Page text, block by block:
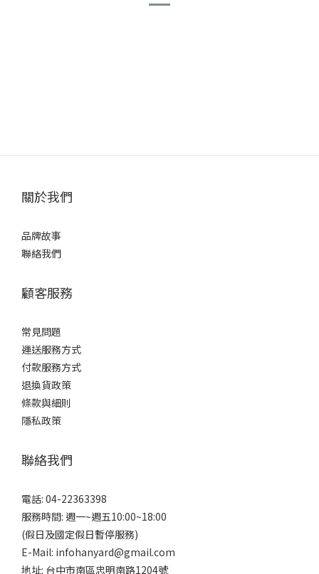
關於我們
品牌故事
聯絡我們
顧客服務
常見問題
運送服務方式
付款服務方式
退換貨政策
條款與細則
隱私政策
聯絡我們
電話: 04-22363398
服務時間: 週一~週五10:00~18:00
(假日及國定假日暫停服務)
E-Mail: infohanyard@gmail.com
地址: 台中市南區忠明南路1204號